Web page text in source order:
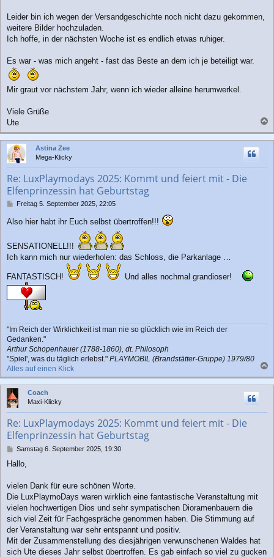
Leider bin ich wegen der Versandgeschichte noch nicht dazu gekommen,
weitere Bilder hochzuladen.
Ich hoffe, in der nächsten Woche ist es endlich etwas ruhiger.
Es war - was mich angeht - fast das Beste an dem ich je beteiligt war.
Mir graut vor nächstem Jahr, wenn ich wieder alleine herumwerkel.
Viele Grüße
Ute
a
c
Astina Zee
Mega-Klicky
Re: LuxPlaymodays 2025: Kommt und feiert mit - Die
Elfenprinzessin hat Geburtstag
B
i
a
g
Freitag 5. September 2025, 22:05
Also hier habt ihr Euch selbst übertroffen!!!
SENSATIONELL!!!
Ich kann mich nur wiederholen: das Schloss, die Parkanlage …
FANTASTISCH! Und alles nochmal grandioser!
"Im Reich der Wirklichkeit ist man nie so glücklich wie im Reich der
Gedanken."
Arthur Schopenhauer (1788-1860), dt. Philosoph
"Spiel', was du täglich erlebst." PLAYMOBIL (Brandstätter-Gruppe) 1979/80
Alles auf einen Klick
a
c
Coach
Maxi-Klicky
Re: LuxPlaymodays 2025: Kommt und feiert mit - Die
Elfenprinzessin hat Geburtstag
B
i
r
a
g
Samstag 6. September 2025, 19:30
Hallo,
vielen Dank für eure schönen Worte.
Die LuxPlaymoDays waren wirklich eine fantastische Veranstaltung mit
vielen hochwertigen Dios und sehr sympatischen Dioramenbauern die
sich viel Zeit für Fachgespräche genommen haben. Die Stimmung auf
der Veranstaltung war sehr entspannt und positiv.
Mit der Zusammenstellung des diesjährigen verwunschenen Waldes hat
sich Ute dieses Jahr selbst übertroffen. Es gab einfach so viel zu gucken